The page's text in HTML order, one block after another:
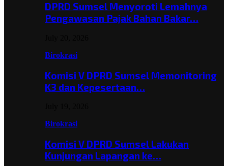
DPRD Sumsel Menyoroti Lemahnya
Pengawasan Pajak Bahan Bakar…
Birokrasi
Komisi V DPRD Sumsel Memonitoring
K3 dan Kepesertaan…
Birokrasi
Komisi V DPRD Sumsel Lakukan
Kunjungan Lapangan ke…